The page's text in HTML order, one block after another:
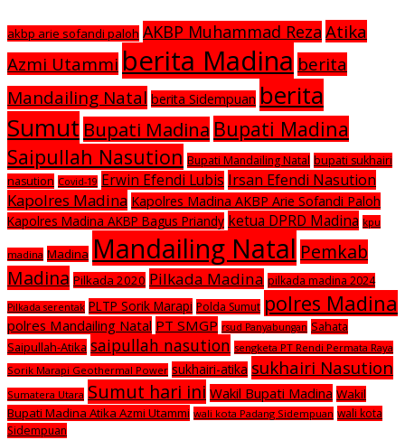
akbp arie sofandi paloh AKBP Muhammad Reza Atika
Azmi Utammi berita Madina berita
Mandailing Natal berita Sidempuan berita
Sumut Bupati Madina Bupati Madina
Saipullah Nasution Bupati Mandailing Natal bupati sukhairi
nasution Covid-19 Erwin Efendi Lubis Irsan Efendi Nasution
Kapolres Madina Kapolres Madina AKBP Arie Sofandi Paloh
Kapolres Madina AKBP Bagus Priandy ketua DPRD Madina kpu
madina Madina Mandailing Natal Pemkab
Madina Pilkada 2020 Pilkada Madina pilkada madina 2024
Pilkada serentak PLTP Sorik Marapi Polda Sumut polres Madina
polres Mandailing Natal PT SMGP rsud Panyabungan Sahata
Saipullah-Atika saipullah nasution sengketa PT Rendi Permata Raya
Sorik Marapi Geothermal Power sukhairi-atika sukhairi Nasution
Sumatera Utara Sumut hari ini Wakil Bupati Madina Wakil
Bupati Madina Atika Azmi Utammi wali kota Padang Sidempuan wali kota
Sidempuan